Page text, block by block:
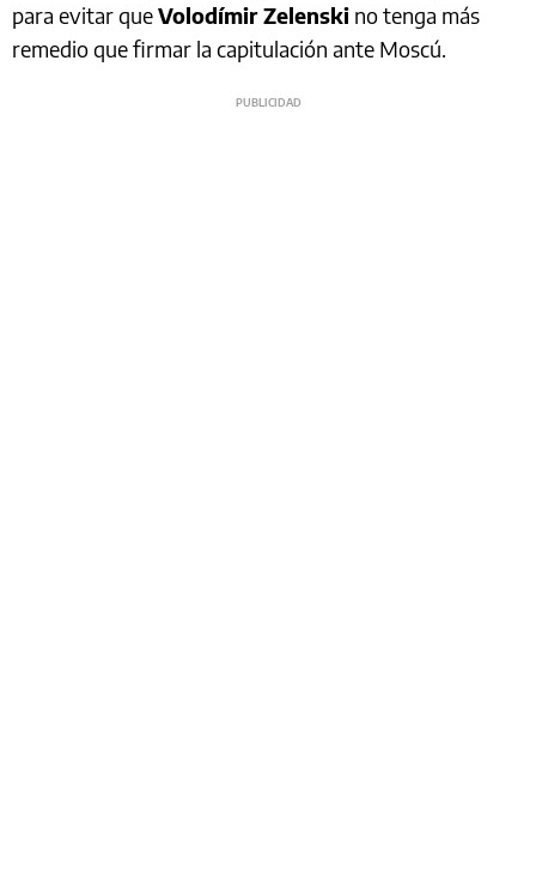
para evitar queVolodímir Zelenski no tenga más
remedio que firmar la capitulación ante Moscú.